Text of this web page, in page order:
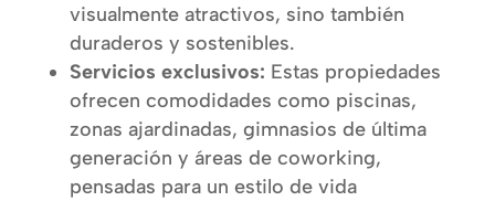
visualmente atractivos, sino también
duraderos y sostenibles.
Servicios exclusivos: Estas propiedades
ofrecen comodidades como piscinas,
zonas ajardinadas, gimnasios de última
generación y áreas de coworking,
pensadas para un estilo de vida